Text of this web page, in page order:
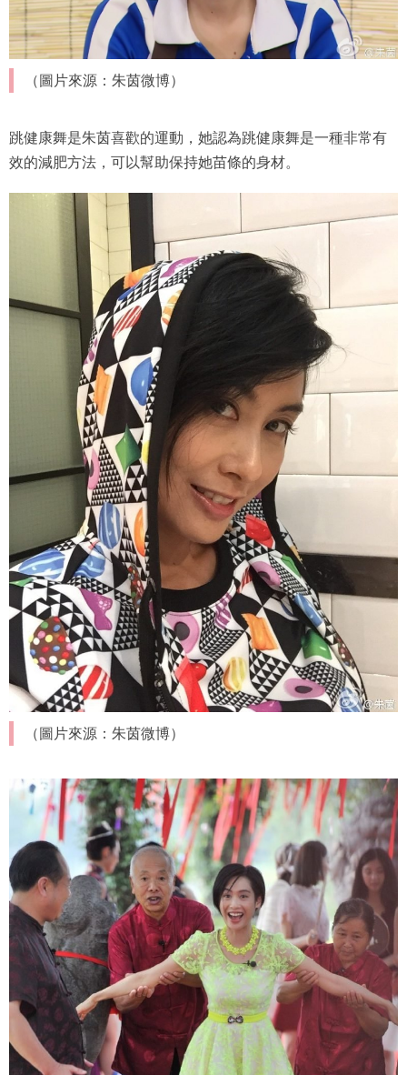
（圖片來源：朱茵微博）
跳健康舞是朱茵喜歡的運動，她認為跳健康舞是一種非常有
效的減肥方法，可以幫助保持她苗條的身材。
（圖片來源：朱茵微博）